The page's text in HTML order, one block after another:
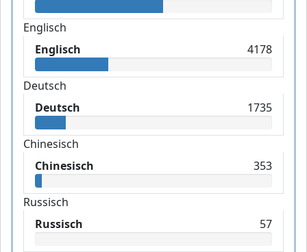
Englisch
Englisch
4178
Deutsch
Deutsch
1735
Chinesisch
Chinesisch
353
Russisch
Russisch
57